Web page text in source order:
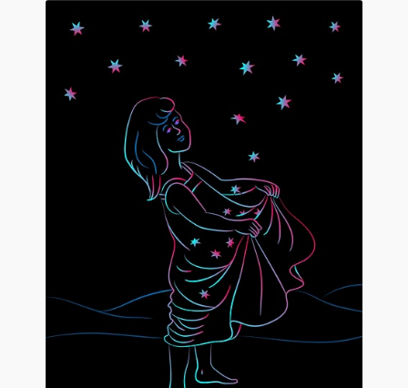
Enlèvement rêvé
Il fallait me laisser mourir
Liste de tous mes romans
Marre des adultes